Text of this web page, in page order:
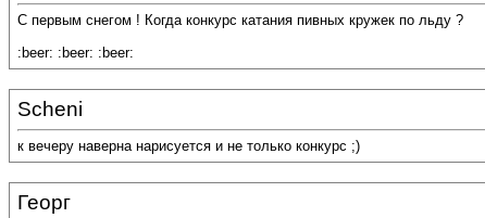
С первым снегом ! Когда конкурс катания пивных кружек по льду ?
:beer: :beer: :beer:
Scheni
к вечеру наверна нарисуется и не только конкурс ;)
Георг